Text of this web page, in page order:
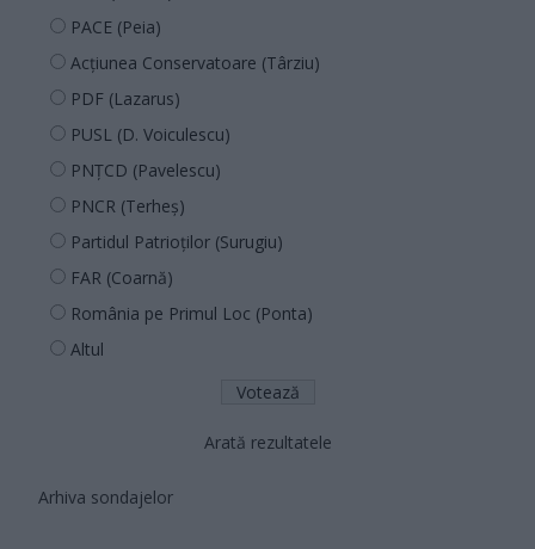
PACE (Peia)
Acțiunea Conservatoare (Târziu)
PDF (Lazarus)
PUSL (D. Voiculescu)
PNȚCD (Pavelescu)
PNCR (Terheș)
Partidul Patrioților (Surugiu)
FAR (Coarnă)
România pe Primul Loc (Ponta)
Altul
Arată rezultatele
Arhiva sondajelor